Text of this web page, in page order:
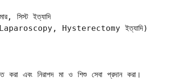
সিস্ট ইত্যাদি
(Laparoscopy, Hysterectomy ইত্যাদি)
করা এবং নিরাপদ মা ও শিশু সেবা প্রদান করা।